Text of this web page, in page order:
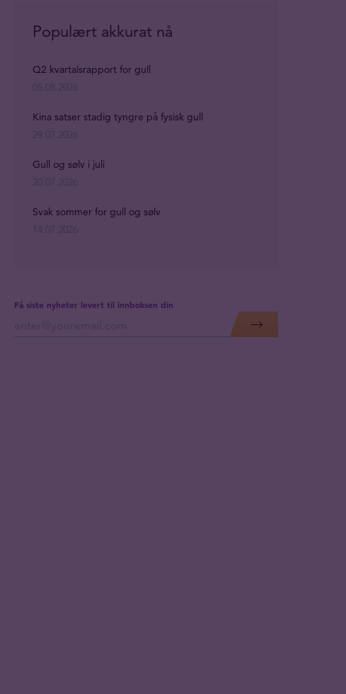
Få siste nyheter levert til innboksen din
Populært akkurat nå
Q2 kvartalsrapport for gull
Kina satser stadig tyngre på fysisk gull
Gull og sølv i juli
Svak sommer for gull og sølv